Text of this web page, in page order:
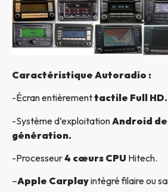
Caractéristique Autoradio :
-Écran entièrementtactile Full HD.
-Système d’exploitationAndroid
génération.
-Processeur4 cœurs CPU Hitech.
–Apple Carplayintégré filaire ou